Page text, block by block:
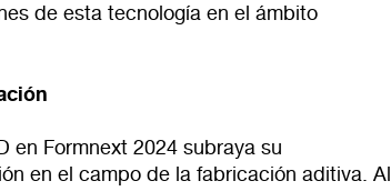
de esta tecnología en el ámbito
en Formnext 2024 subraya su
en el campo de la fabricación aditiva. Al